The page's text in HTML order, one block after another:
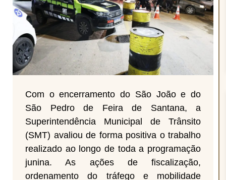
Com o encerramento do São João e do
São Pedro de Feira de Santana, a
Superintendência Municipal de Trânsito
(SMT) avaliou de forma positiva o trabalho
realizado ao longo de toda a programação
junina. As ações de fiscalização,
ordenamento do tráfego e mobilidade